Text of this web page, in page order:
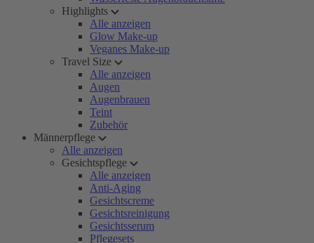
Highlights
Alle anzeigen
Glow Make-up
Veganes Make-up
Travel Size
Alle anzeigen
Augen
Augenbrauen
Teint
Zubehör
Männerpflege
Alle anzeigen
Gesichtspflege
Alle anzeigen
Anti-Aging
Gesichtscreme
Gesichtsreinigung
Gesichtsserum
Pflegesets